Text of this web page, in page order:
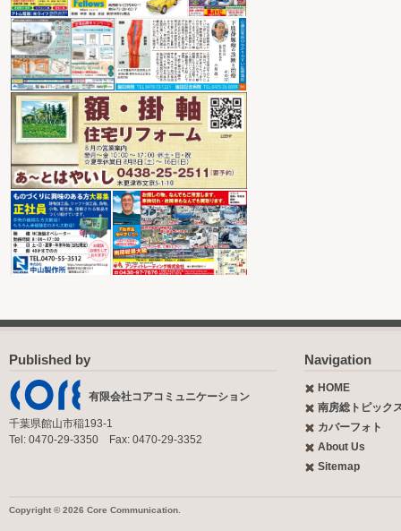
Published by
有限会社コアコミュニケーション
千葉県館山市稲193-1
Tel: 0470-29-3350 Fax: 0470-29-3352
Navigation
HOME
南房総トピック
カバーフォト
About Us
Sitemap
Copyright © 2026 Core Communication.